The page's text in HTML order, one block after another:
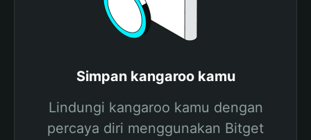
Simpan kangaroo kamu
Lindungi kangaroo kamu dengan
percaya diri menggunakan Bitget